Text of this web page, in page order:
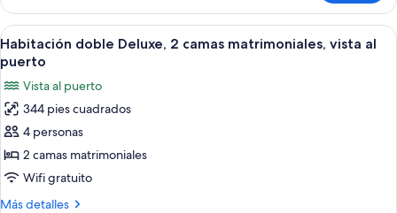
vista
al
puerto
Deluxe,
cama
King
size,
vista
al
puerto
Abrir
todas
las
fotos
de
Habitación
doble
Deluxe,
2
Habitación de hotel con dos camas,
8
Habitación doble Deluxe, 2 camas matrimoniales, vista al
puerto
Vista al puerto
344 pies cuadrados
4 personas
2 camas matrimoniales
Wifi gratuito
Más detalles
Más